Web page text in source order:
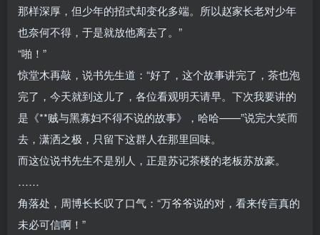
那样深厚，但少年的招式却变化多端。所以赵家长老对少年
也奈何不得，于是就放他离去了。”
“啪！”
惊堂木再敲，说书先生道：“好了，这个故事讲完了，茶也泡
完了，今天就到这儿了，各位看观明天请早。下次我要讲的
是《**贼与黑寡妇不得不说的故事》，哈哈——”说完大笑而
去，潇洒之极，只留下这群人在那里回味。
而这位说书先生不是别人，正是苏记茶楼的老板苏放豪。
……
角落处，周博长长叹了口气：“万爷爷说的对，看来传言真的
未必可信啊！”